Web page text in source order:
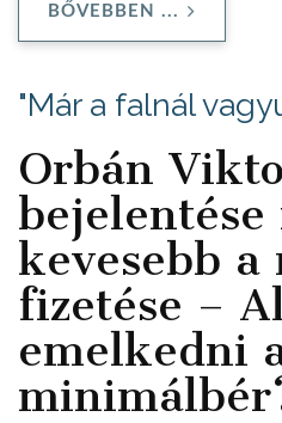
BŐVEBBEN ...
"Már a falnál
Orbán
kevesebb a
fizetése –
emelkedni